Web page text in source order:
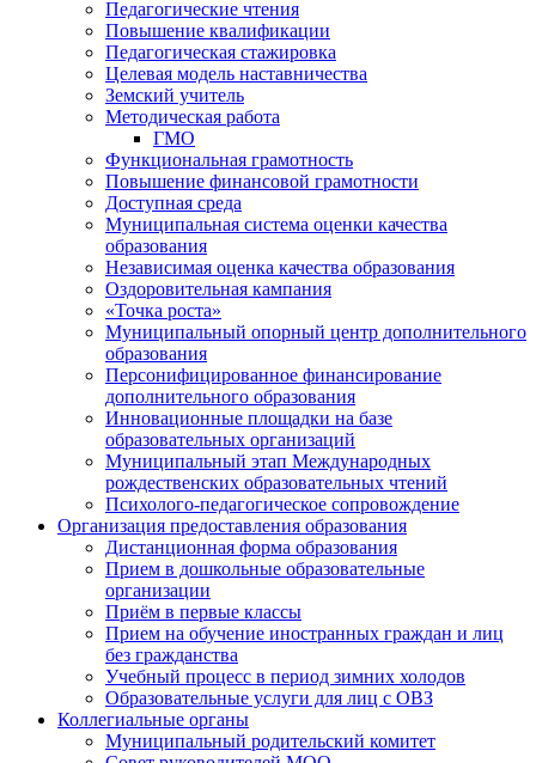
Педагогические чтения
Повышение квалификации
Педагогическая стажировка
Целевая модель наставничества
Земский учитель
Методическая работа
ГМО
Функциональная грамотность
Повышение финансовой грамотности
Доступная среда
Муниципальная система оценки качества
образования
Независимая оценка качества образования
Оздоровительная кампания
«Точка роста»
Муниципальный опорный центр дополнительного
образования
Персонифицированное финансирование
дополнительного образования
Инновационные площадки на базе
образовательных организаций
Муниципальный этап Международных
рождественских образовательных чтений
Психолого-педагогическое сопровождение
Организация предоставления образования
Дистанционная форма образования
Прием в дошкольные образовательные
организации
Приём в первые классы
Прием на обучение иностранных граждан и лиц
без гражданства
Учебный процесс в период зимних холодов
Образовательные услуги для лиц с ОВЗ
Коллегиальные органы
Муниципальный родительский комитет